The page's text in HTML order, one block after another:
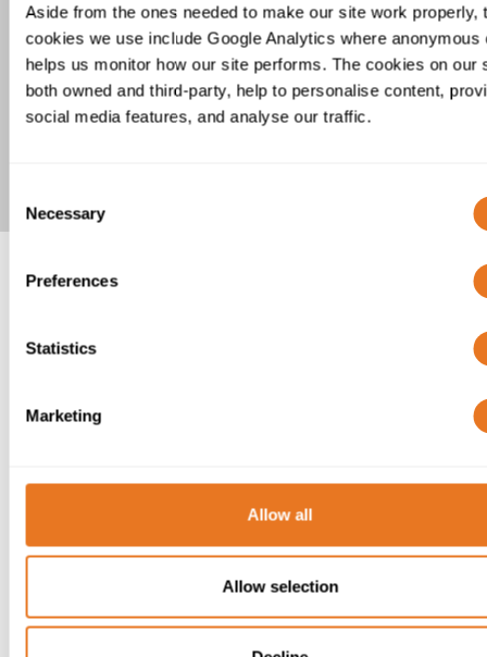
Aside from the ones needed to make our site work properly,
cookies we use include Google Analytics where anonymous
helps us monitor how our site performs. The cookies on our
both owned and third-party, help to personalise content,
social media features, and analyse our traffic.
Selection
Necessary
Preferences
Statistics
Marketing
Allow all
Allow selection
YMz1Krvasdlwd-AL 18/30kV
O sua cesto está vazio